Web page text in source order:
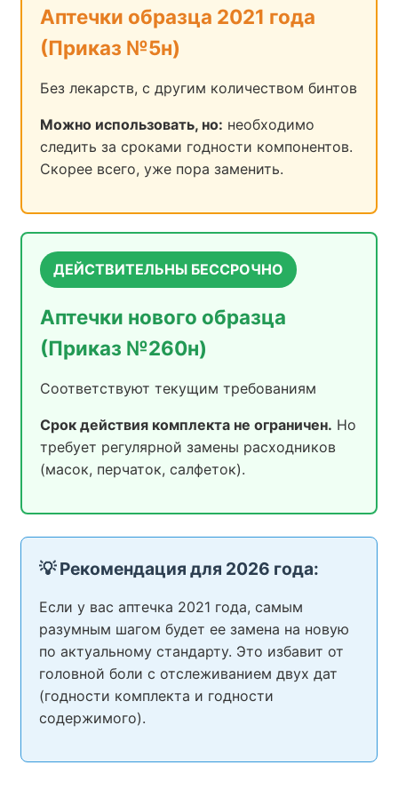
Аптечки образца 2021 года
(Приказ №5н)
Без лекарств, с другим количеством бинтов
Можно использовать, но: необходимо
следить за сроками годности компонентов.
Скорее всего, уже пора заменить.
ДЕЙСТВИТЕЛЬНЫ БЕССРОЧНО
Аптечки нового образца
(Приказ №260н)
Соответствуют текущим требованиям
Срок действия комплекта не ограничен. Но
требует регулярной замены расходников
(масок, перчаток, салфеток).
💡 Рекомендация для 2026 года:
Если у вас аптечка 2021 года, самым
разумным шагом будет ее замена на новую
по актуальному стандарту. Это избавит от
головной боли с отслеживанием двух дат
(годности комплекта и годности
содержимого).